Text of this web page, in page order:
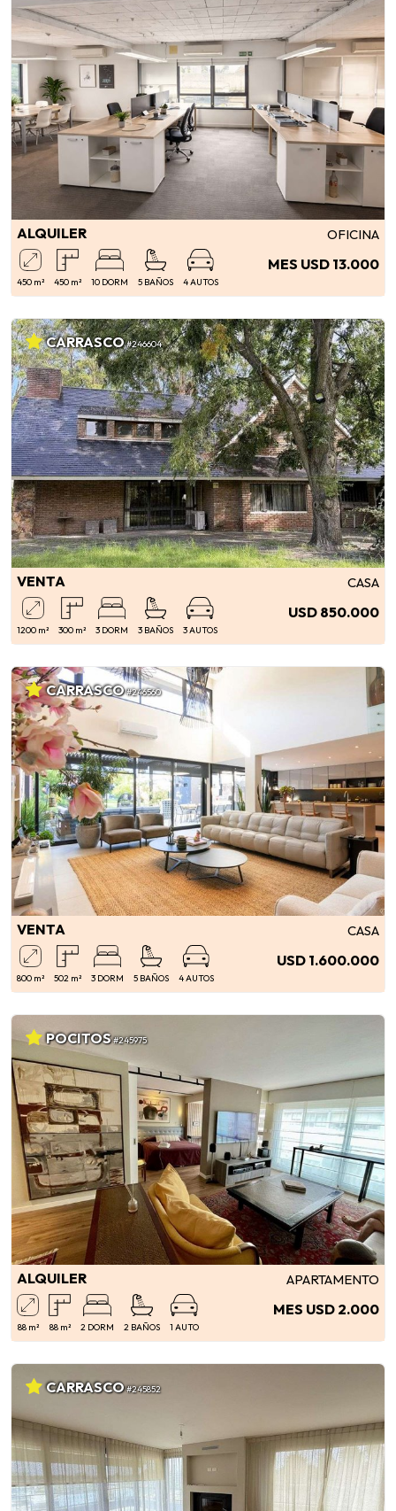
ALQUILER OFICINA
450 m² 450 m² 10 DORM 5 BAÑOS 4 AUTOS
MES USD 13.000
CARRASCO#246604
VENTA CASA
1200 m² 300 m² 3 DORM 3 BAÑOS 3 AUTOS
USD 850.000
CARRASCO#246560
VENTA CASA
800 m² 502 m² 3 DORM 5 BAÑOS 4 AUTOS
USD 1.600.000
POCITOS#245975
ALQUILER APARTAMENTO
88 m² 88 m² 2 DORM 2 BAÑOS 1 AUTO
MES USD 2.000
CARRASCO#245852